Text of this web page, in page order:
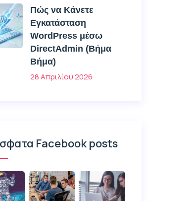
Πώς να Κάνετε
Εγκατάσταση
WordPress μέσω
DirectAdmin (Βήμα
Βήμα)
28 Απριλίου 2026
Facebook posts